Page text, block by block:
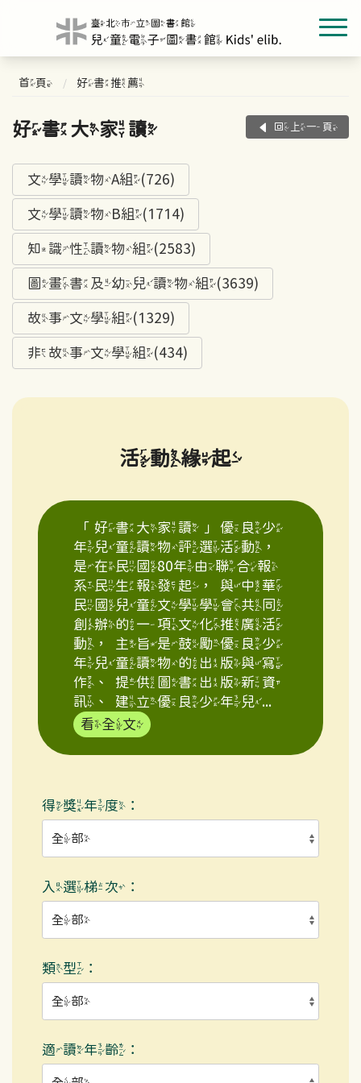
首頁 好書推薦
好書大家讀 回上一頁
文學讀物A組(726)
文學讀物B組(1714)
知識性讀物組(2583)
圖畫書及幼兒讀物組(3639)
故事文學組(1329)
非故事文學組(434)
活動緣起
「好書大家讀」優良少
年兒童讀物評選活動，
是在民國80年由聯合報
系民生報發起，與中華
民國兒童文學學會共同
創辦的一項文化推廣活
動，主旨是鼓勵優良少
年兒童讀物的出版與寫
作、提供圖書出版新資
訊、建立優良少年兒...
看全文
得獎年度：
入選梯次：
類型：
適讀年齡：